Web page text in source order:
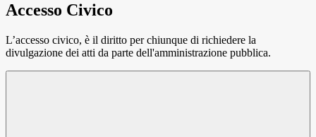
Accesso Civico
L’accesso civico, è il diritto per chiunque di richiedere la
divulgazione dei atti da parte dell'amministrazione pubblica.